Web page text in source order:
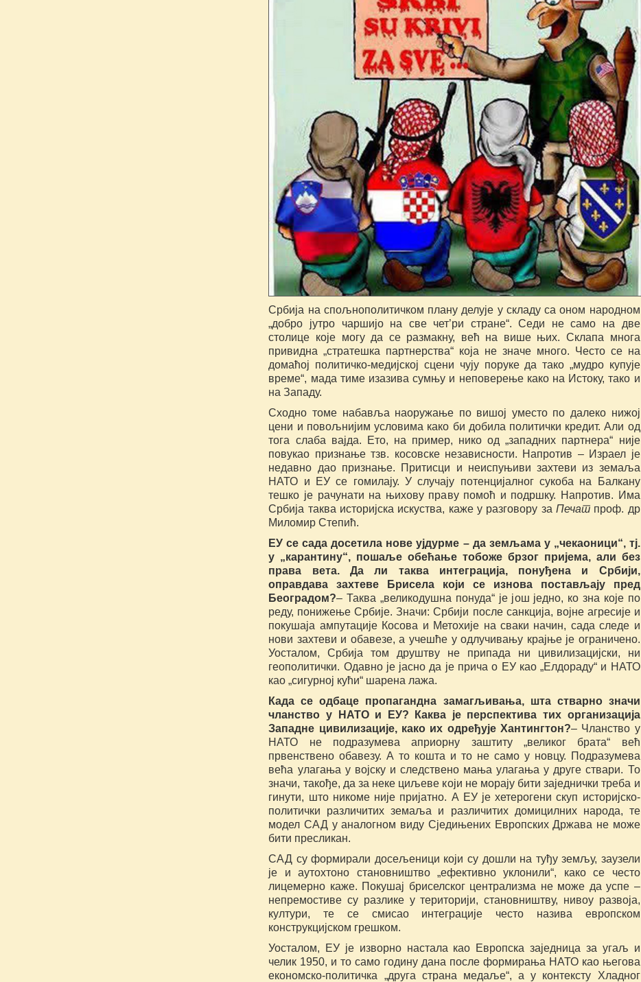
Србија на спољнополитичком плану делује у складу са оном народном
„добро јутро чаршијо на све чет’ри стране“. Седи не само на две
столице које могу да се размакну, већ на више њих. Склапа многа
привидна „стратешка партнерства“ која не значе много. Често се на
домаћој политичко-медијској сцени чују поруке да тако „мудро купује
време“, мада тиме изазива сумњу и неповерење како на Истоку, тако и
на Западу.
Сходно томе набавља наоружање по вишој уместо по далеко нижој
цени и повољнијим условима како би добила политички кредит. Али од
тога слаба вајда. Ето, на пример, нико од „западних партнера“ није
повукао признање тзв. косовске независности. Напротив – Израел је
недавно дао признање. Притисци и неиспуњиви захтеви из земаља
НАТО и ЕУ се гомилају. У случају потенцијалног сукоба на Балкану
тешко је рачунати на њихову праву помоћ и подршку. Напротив. Има
Србија таква историјска искуства, каже у разговору за Печатпроф. др
Миломир Степић.
ЕУ се сада досетила нове ујдурме – да земљама у „чекаоници“, тј.
у „карантину“, пошаље обећање тобоже брзог пријема, али без
права вета. Да ли таква интеграција, понуђена и Србији,
оправдава захтеве Брисела који се изнова постављају пред
Београдом?– Таква „великодушна понуда“ је још једно, ко зна које по
реду, понижење Србије. Значи: Србији после санкција, војне агресије и
покушаја ампутације Косова и Метохије на сваки начин, сада следе и
нови захтеви и обавезе, а учешће у одлучивању крајње је ограничено.
Уосталом, Србија том друштву не припада ни цивилизацијски, ни
геополитички. Одавно је јасно да је прича о ЕУ као „Елдораду“ и НАТО
као „сигурној кући“ шарена лажа.
Када се одбаце пропагандна замагљивања, шта стварно значи
чланство у НАТО и ЕУ? Каква је перспектива тих организација
Западне цивилизације, како их одређује Хантингтон?– Чланство у
НАТО не подразумева априорну заштиту „великог брата“ већ
првенствено обавезу. А то кошта и то не само у новцу. Подразумева
већа улагања у војску и следствено мања улагања у друге ствари. То
значи, такође, да за неке циљеве који не морају бити заједнички треба и
гинути, што никоме није пријатно. А ЕУ је хетерогени скуп историјско-
политички различитих земаља и различитих домицилних народа, те
модел САД у аналогном виду Сједињених Европских Држава не може
бити пресликан.
САД су формирали досељеници који су дошли на туђу земљу, заузели
је и аутохтоно становништво „ефективно уклонили“, како се често
лицемерно каже. Покушај бриселског централизма не може да успе –
непремостиве су разлике у територији, становништву, нивоу развоја,
култури, те се смисао интеграције често назива европском
конструкцијском грешком.
Уосталом, ЕУ је изворно настала као Европска заједница за угаљ и
челик 1950, и то само годину дана после формирања НАТО као његова
економско-политичка „друга страна медаље“, а у контексту Хладног